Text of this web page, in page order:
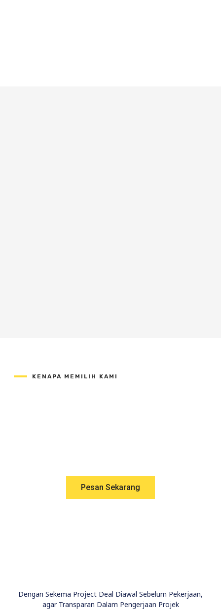
KENAPA MEMILIH KAMI
Pesan Sekarang
Dengan Sekema Project Deal Diawal Sebelum Pekerjaan,
agar Transparan Dalam Pengerjaan Projek